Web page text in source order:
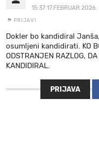
15:37 17.FEBRUAR 2026.
PRIJAVI
Dokler bo kandidiral
osumljeni kandidirati. KO
ODSTRANJEN RAZLOG,
KANDIDIRAL.
PRIJAVA